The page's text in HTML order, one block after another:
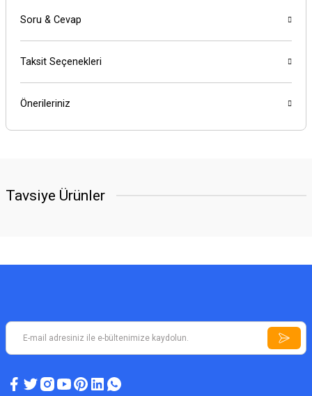
Soru & Cevap
Taksit Seçenekleri
Önerileriniz
Tavsiye Ürünler
Define Dedektörü A5 Plus